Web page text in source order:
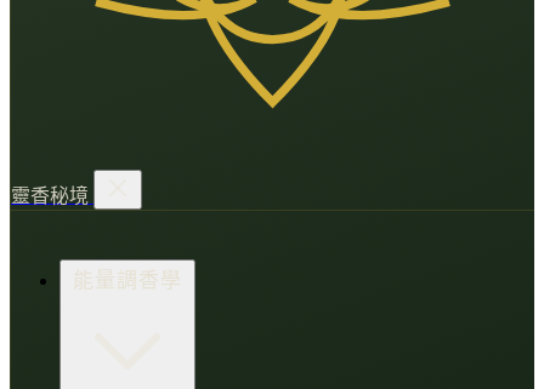
靈香秘境
能量調香學